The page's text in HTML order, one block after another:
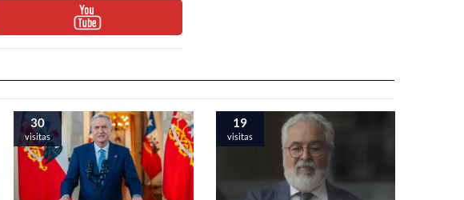
30
visitas
19
visitas